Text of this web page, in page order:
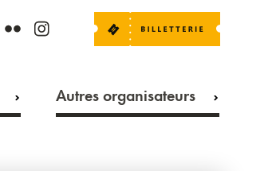
Autres organisateurs